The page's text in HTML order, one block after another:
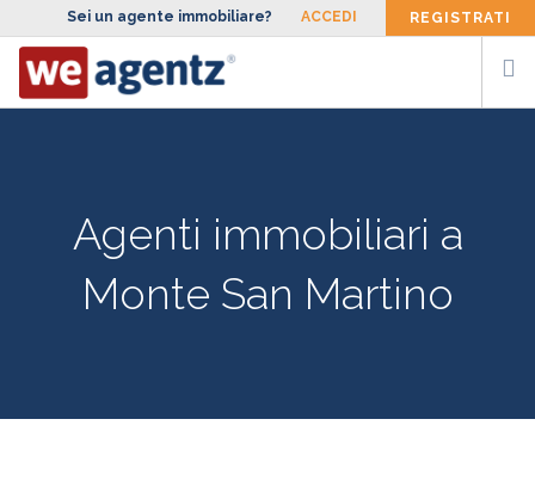
Sei un agente immobiliare? ACCEDI REGISTRATI
FACCIAMOAgenti immobiliari a
Monte San Martino